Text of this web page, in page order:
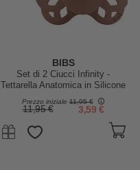
BIBS
Set di 2 Ciucci Infinity -
Tettarella Anatomica in Silicone
- Rosa Cipria/Woodchuck -
Senza PBA e PVC!
Prezzo iniziale11,95 €
11,95 € 3,59 €